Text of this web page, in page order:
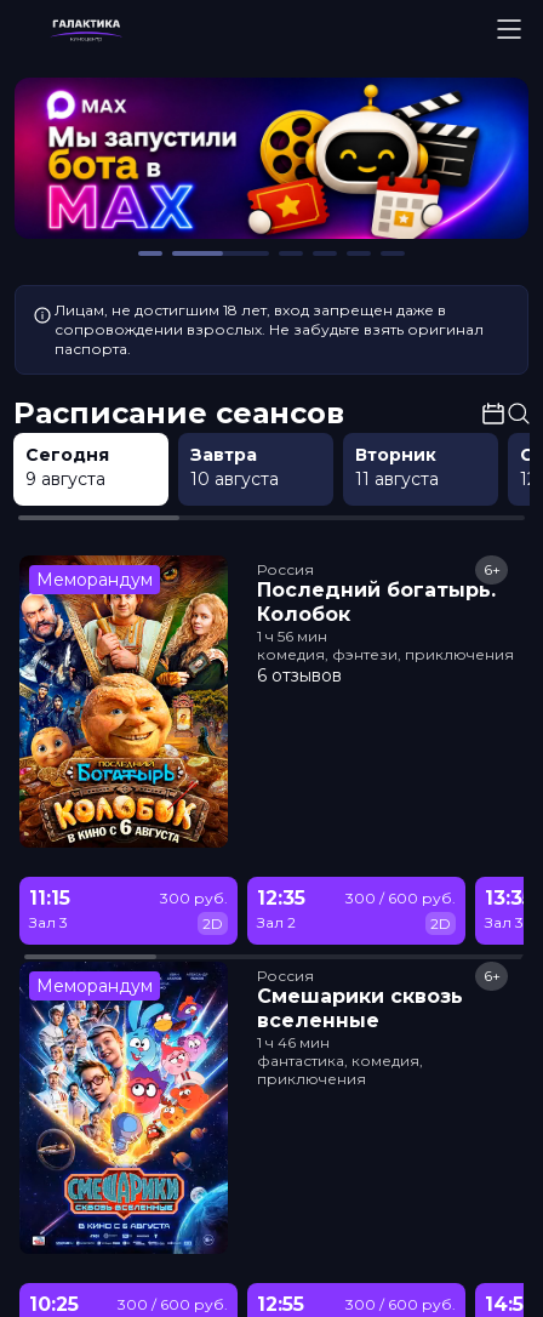
Лицам, не достигшим 18 лет, вход запрещен даже в
сопровождении взрослых. Не забудьте взять оригинал
паспорта.
Расписание сеансов
Сегодня
9 августа
Завтра
10 августа
Вторник
11 августа
12
Меморандум Россия
Последний богатырь.
Колобок
6+
1 ч 56 мин
комедия, фэнтези, приключения
6 отзывов
11:15
Зал 3
300 руб.
2D
12:35
Зал 2
300 / 600 руб.
2D
13:35
Зал 3
Меморандум Россия
Смешарики сквозь
вселенные
6+
1 ч 46 мин
фантастика, комедия,
приключения
10:25
300 / 600 руб.
12:55
300 / 600 руб.
14:50